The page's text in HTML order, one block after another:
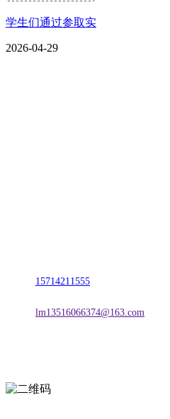
学生们通过参取实
2026-04-29
15714211555
lm13516066374@163.com